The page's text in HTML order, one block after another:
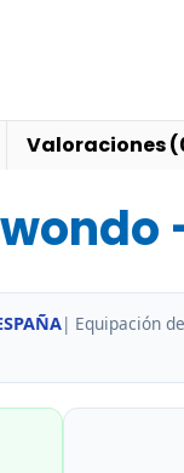
Valoraciones
| Equipación